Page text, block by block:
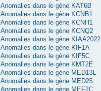
Anomalies dans le gène KAT6B
Anomalies dans le gène KCNB1
Anomalies dans le gène KCNH1
Anomalies dans le gène KCNQ2
Anomalies dans le gène KIAA2022
Anomalies dans le gène KIF1A
Anomalies dans le gène KIF5C
Anomalies dans le gène KMT2E
Anomalies dans le gène MED13L
Anomalies dans le gène MED25
Anomalies dans le gène MEF2C